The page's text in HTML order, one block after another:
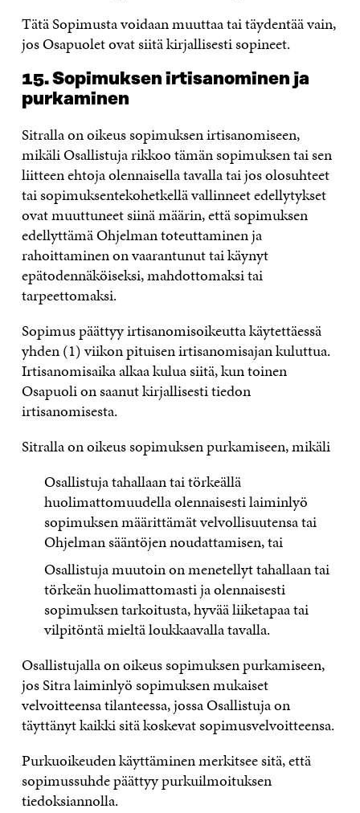
Tätä Sopimusta voidaan muuttaa tai täydentää vain,
jos Osapuolet ovat siitä kirjallisesti sopineet.
15. Sopimuksen irtisanominen ja
purkaminen
Sitralla on oikeus sopimuksen irtisanomiseen,
mikäli Osallistuja rikkoo tämän sopimuksen tai sen
liitteen ehtoja olennaisella tavalla tai jos olosuhteet
tai sopimuksentekohetkellä vallinneet edellytykset
ovat muuttuneet siinä määrin, että sopimuksen
edellyttämä Ohjelman toteuttaminen ja
rahoittaminen on vaarantunut tai käynyt
epätodennäköiseksi, mahdottomaksi tai
tarpeettomaksi.
Sopimus päättyy irtisanomisoikeutta käytettäessä
yhden (1) viikon pituisen irtisanomisajan kuluttua.
Irtisanomisaika alkaa kulua siitä, kun toinen
Osapuoli on saanut kirjallisesti tiedon
irtisanomisesta.
Sitralla on oikeus sopimuksen purkamiseen, mikäli
Osallistuja tahallaan tai törkeällä
huolimattomuudella olennaisesti laiminlyö
sopimuksen määrittämät velvollisuutensa tai
Ohjelman sääntöjen noudattamisen, tai
Osallistuja muutoin on menetellyt tahallaan tai
törkeän huolimattomasti ja olennaisesti
sopimuksen tarkoitusta, hyvää liiketapaa tai
vilpitöntä mieltä loukkaavalla tavalla.
Osallistujalla on oikeus sopimuksen purkamiseen,
jos Sitra laiminlyö sopimuksen mukaiset
velvoitteensa tilanteessa, jossa Osallistuja on
täyttänyt kaikki sitä koskevat sopimusvelvoitteensa.
Purkuoikeuden käyttäminen merkitsee sitä, että
sopimussuhde päättyy purkuilmoituksen
tiedoksiannolla.